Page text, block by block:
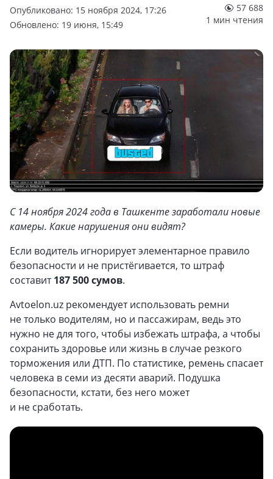
Опубликовано: 15 ноября 2024, 17:26
Обновлено: 19 июня, 15:49
57 688
1 мин чтения
С 14 ноября 2024 года в Ташкенте заработали новые
камеры. Какие нарушения они видят?
Если водитель игнорирует элементарное правило
безопасности и не пристёгивается, то штраф
составит187 500 сумов.
Avtoelon.uz рекомендует использовать ремни
не только водителям, но и пассажирам, ведь это
нужно не для того, чтобы избежать штрафа, а чтобы
сохранить здоровье или жизнь в случае резкого
торможения или ДТП. По статистике, ремень спасает
человека в семи из десяти аварий. Подушка
безопасности, кстати, без него может
и не сработать.